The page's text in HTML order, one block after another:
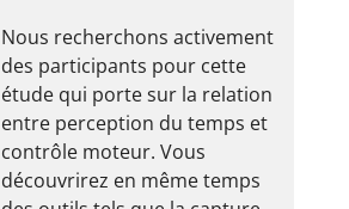
Nous recherchons activement
des participants pour cette
étude qui porte sur la relation
entre perception du temps et
contrôle moteur. Vous
découvrirez en même temps